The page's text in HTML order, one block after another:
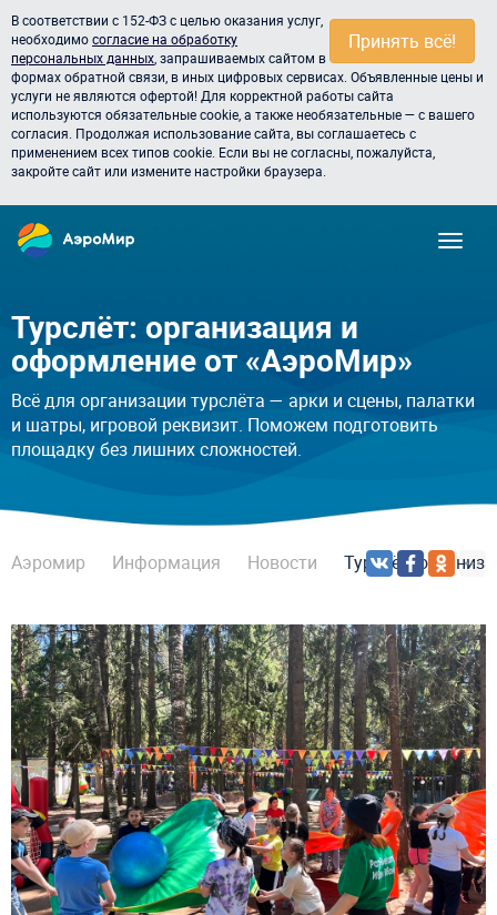
Принять всё!
В соответствии с 152-ФЗ с целью оказания услуг,
необходимосогласие на обработку
персональных данных , запрашиваемых сайтом в
формах обратной связи, в иных цифровых сервисах. Объявленные цены и
услуги не являются офертой! Для корректной работы сайта
используются обязательные cookie, а также необязательные — с вашего
согласия. Продолжая использование сайта, вы соглашаетесь с
применением всех типов cookie. Если вы не согласны, пожалуйста,
закройте сайт или измените настройки браузера.
Турслёт: организация и
оформление от «АэроМир»
Всё для организации турслёта — арки и сцены, палатки
и шатры, игровой реквизит. Поможем подготовить
площадку без лишних сложностей.
Аэромир Информация Новости Турслёт: